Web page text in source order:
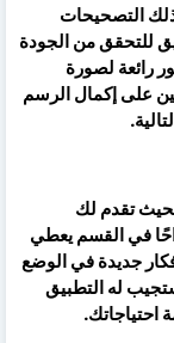
التصحيحات
للتحقق من الجودة
رائعة لصورة
على إكمال الرسم
بحيث تقدم لك
في القسم يعطي
جديدة في الوضع
له التطبيق
احتياجاتك.